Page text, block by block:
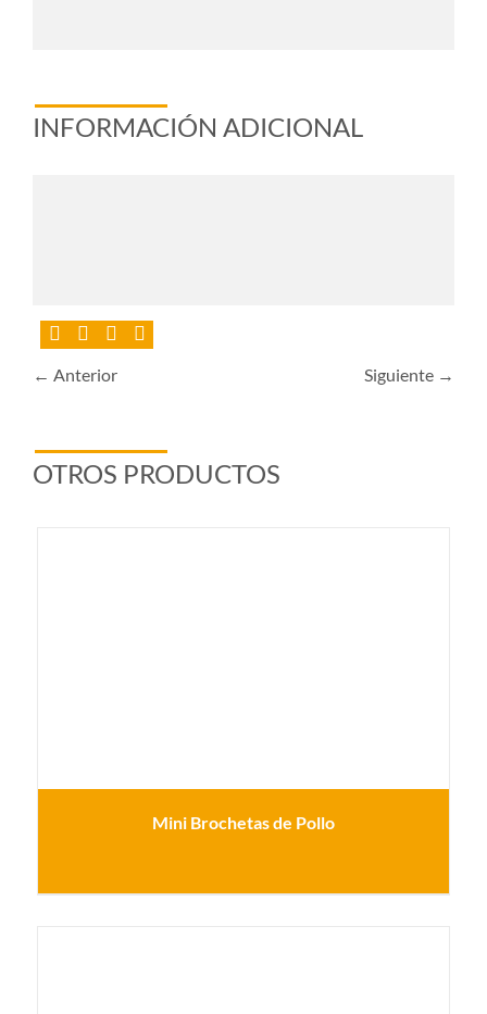
INFORMACIÓN ADICIONAL
← Anterior Siguiente →
OTROS PRODUCTOS
Mini Brochetas de Pollo